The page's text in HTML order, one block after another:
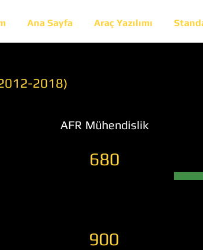
Ana Sayfa Araç Yazılımı
2018)
AFR Mühendislik
680
900